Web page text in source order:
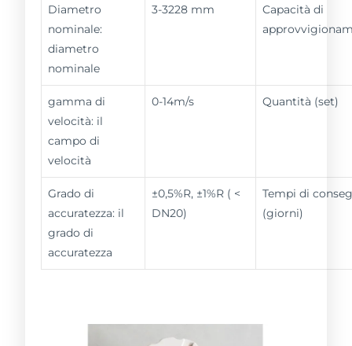
Diametro
nominale:
diametro
nominale
3-3228 mm
Capacità di
gamma di
velocità: il
campo di
velocità
0-14m/s Quantità (set)
Grado di
accuratezza: il
grado di
accuratezza
±0,5%R, ±1%R ( <
DN20)
Tempi di
(giorni)